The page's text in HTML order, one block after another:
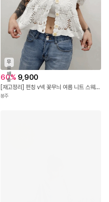
무
료
배
송
60% 9,900
[재고정리] 펀칭 v넥 꽃무늬 여름 니트 스웨터 세련된 반팔 블라우스 가디건 탑 5color 데일리룩/캐주얼룩
봉주